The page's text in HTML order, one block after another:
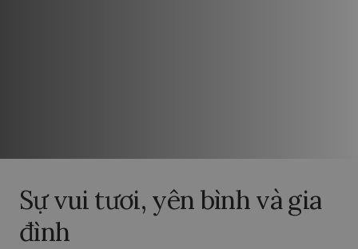
Sự vui tươi, yên bình và gia
đình